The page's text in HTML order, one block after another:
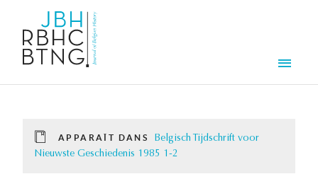
APPARAÎT DANS
Belgisch Tijdschrift voor
Nieuwste Geschiedenis 1985 1-2